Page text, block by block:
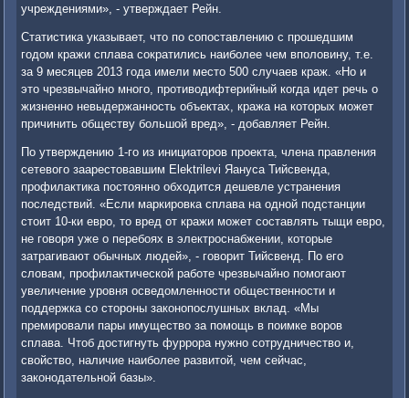
учреждениями», - утверждает Рейн.
Статистика указывает, что по сопоставлению с прошедшим
годом кражи сплава сократились наиболее чем вполовину, т.е.
за 9 месяцев 2013 года имели место 500 случаев краж. «Но и
это чрезвычайно много, противодифтерийный когда идет речь о
жизненно невыдержанность объектах, кража на которых может
причинить обществу большой вред», - добавляет Рейн.
По утверждению 1-го из инициаторов проекта, члена правления
сетевого заарестовавшим Elektrilevi Яануса Тийсвенда,
профилактика постоянно обходится дешевле устранения
последствий. «Если маркировка сплава на одной подстанции
стоит 10-ки евро, то вред от кражи может составлять тыщи евро,
не говоря уже о перебоях в электроснабжении, которые
затрагивают обычных людей», - говорит Тийсвенд. По его
словам, профилактической работе чрезвычайно помогают
увеличение уровня осведомленности общественности и
поддержка со стороны законопослушных вклад. «Мы
премировали пары имущество за помощь в поимке воров
сплава. Чтоб достигнуть фуррора нужно сотрудничество и,
свойство, наличие наиболее развитой, чем сейчас,
законодательной базы».